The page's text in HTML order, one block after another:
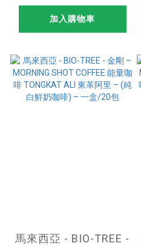
加入購物車
馬來西亞 - BIO-TREE -